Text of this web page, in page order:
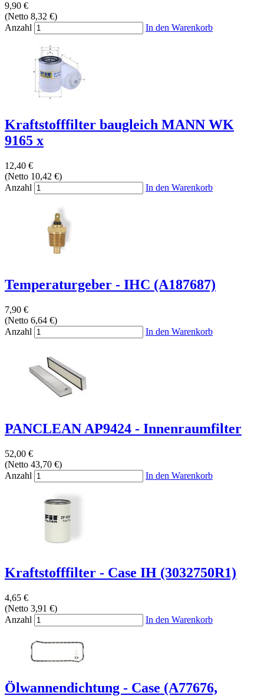
9,90 €
(Netto 8,32 €)
Anzahl
In den Warenkorb
Kraftstofffilter baugleich MANN WK
9165 x
12,40 €
(Netto 10,42 €)
Anzahl
In den Warenkorb
Temperaturgeber - IHC (A187687)
7,90 €
(Netto 6,64 €)
Anzahl
In den Warenkorb
PANCLEAN AP9424 - Innenraumfilter
52,00 €
(Netto 43,70 €)
Anzahl
In den Warenkorb
Kraftstofffilter - Case IH (3032750R1)
4,65 €
(Netto 3,91 €)
Anzahl
In den Warenkorb
Ölwannendichtung - Case (A77676,